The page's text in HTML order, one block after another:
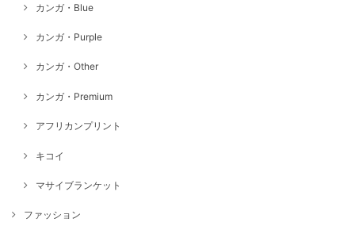
カンガ・Blue
カンガ・Purple
カンガ・Other
カンガ・Premium
アフリカンプリント
キコイ
マサイブランケット
ファッション